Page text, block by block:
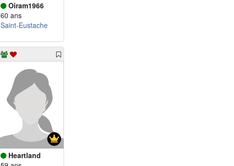
Oiram1966
60 ans
Saint-Eustache
Heartland